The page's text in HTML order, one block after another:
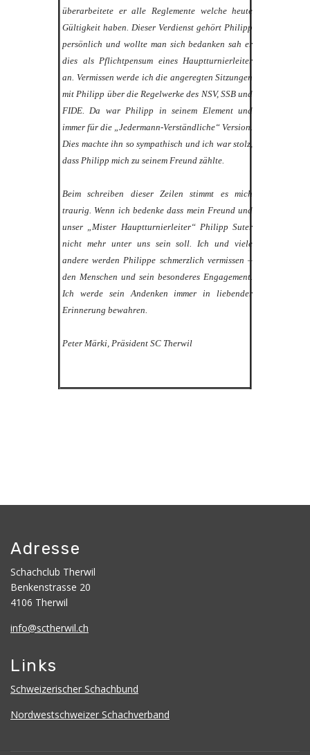
überarbeitete er alle Reglemente welche heute
Gültigkeit haben. Dieser Verdienst gehört Philipp
persönlich und wollte man sich bedanken sah er
dies als Pflichtpensum eines Hauptturnierleiter
an. Vermissen werde ich die angeregten Sitzungen
mit Philipp über die Regelwerke des NSV, SSB und
FIDE. Da war Philipp in seinem Element und
immer für die „Jedermann-Verständliche“ Version.
Dies machte ihn so sympathisch und ich war stolz,
dass Philipp mich zu seinem Freund zählte.
Beim schreiben dieser Zeilen stimmt es mich
traurig. Wenn ich bedenke dass mein Freund und
unser „Mister Hauptturnierleiter“ Philipp Suter
nicht mehr unter uns sein soll. Ich und viele
andere werden Philippe schmerzlich vermissen –
den Menschen und sein besonderes Engagement.
Ich werde sein Andenken immer in liebender
Erinnerung bewahren.
Peter Märki, Präsident SC Therwil
Adresse
Schachclub Therwil
Benkenstrasse 20
4106 Therwil
info@sctherwil.ch
Links
Schweizerischer Schachbund
Nordwestschweizer Schachverband